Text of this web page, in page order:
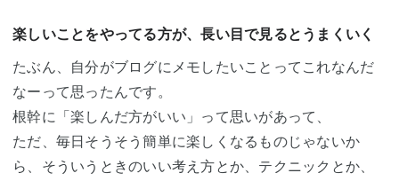
楽しいことをやってる方が、長い目で見るとうまくいく
たぶん、自分がブログにメモしたいことってこれなんだ
なーって思ったんです。
根幹に「楽しんだ方がいい」って思いがあって、
ただ、毎日そうそう簡単に楽しくなるものじゃないか
ら、そういうときのいい考え方とか、テクニックとか、